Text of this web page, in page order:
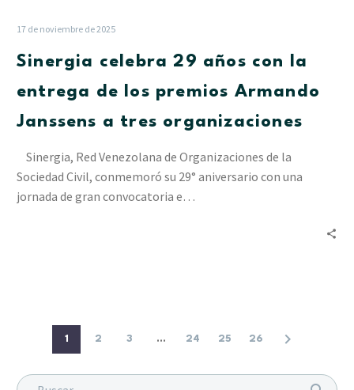
la
entrega
los
Armando
Janssens
a
17 de noviembre de 2025
Sinergia celebra 29 años con la
entrega de los premios Armando
Janssens a tres organizaciones
Sinergia, Red Venezolana de Organizaciones de la
Sociedad Civil, conmemoró su 29° aniversario con una
jornada de gran convocatoria e…
1 2 3 ... 24 25 26